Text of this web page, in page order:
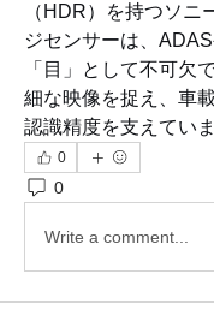
（HDR）を持つソニ
ジセンサーは、
「目」として不可欠
細な映像を捉え、車
認識精度を支えていま
0
0
Write a comment...